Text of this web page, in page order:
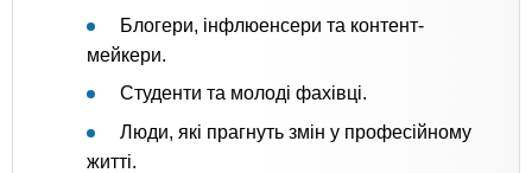
Блогери, інфлюенсери та контент-
мейкери.
Студенти та молоді фахівці.
Люди, які прагнуть змін у професійному
житті.